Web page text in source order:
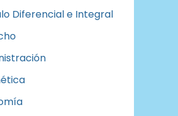
Diferencial e Integral